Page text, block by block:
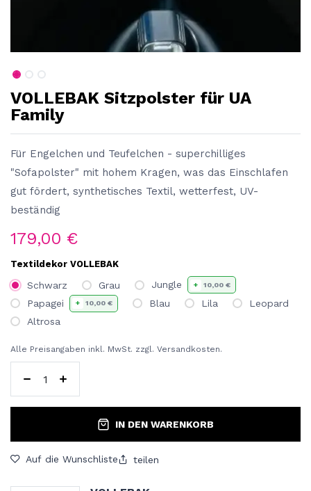
VOLLEBAK Sitzpolster für UA
Family
Für Engelchen und Teufelchen - superchilliges
"Sofapolster" mit hohem Kragen, was das Einschlafen
gut fördert, synthetisches Textil, wetterfest, UV-
beständig
179,00 €
Textildekor VOLLEBAK
Schwarz Grau Jungle + 10,00 €
Papagei + 10,00 € Blau Lila
Leopard
Altrosa
Alle Preisangaben inkl. MwSt. zzgl. Versandkosten.
IN DEN WARENKORB
Auf die Wunschliste teilen